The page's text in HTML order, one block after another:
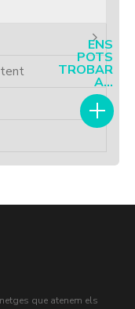
ENS
POTS
TROBAR
A...
que atenem els